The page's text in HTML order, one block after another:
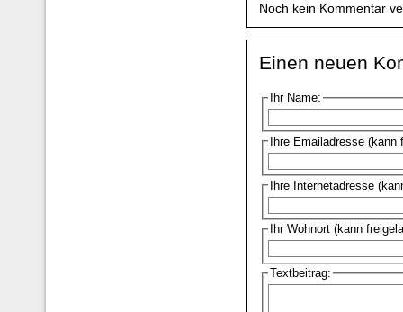
Noch kein Kommentar
Einen neuen
Ihr Name:
Ihre Emailadresse
Ihre Internetadresse
Ihr Wohnort (kann
Textbeitrag: